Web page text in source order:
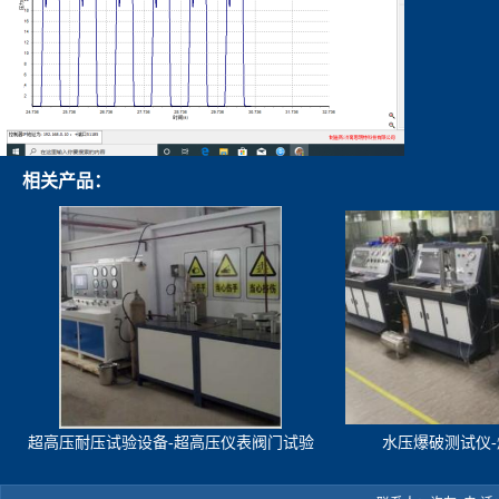
相关产品：
超高压耐压试验设备-超高压仪表阀门试验
水压爆破测试仪